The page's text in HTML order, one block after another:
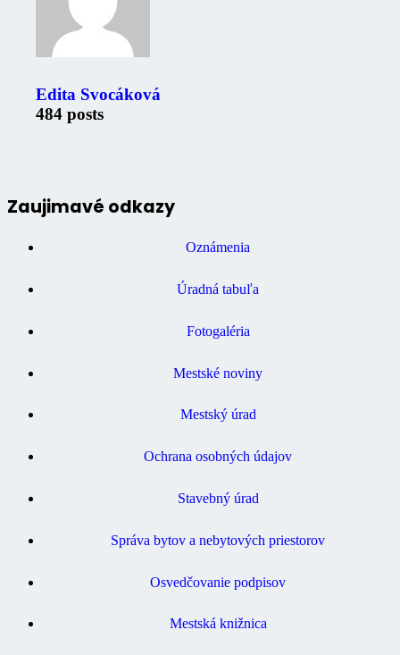
Edita Svocáková
484 posts
Zaujimavé odkazy
Oznámenia
Úradná tabuľa
Fotogaléria
Mestské noviny
Mestský úrad
Ochrana osobných údajov
Stavebný úrad
Správa bytov a nebytových priestorov
Osvedčovanie podpisov
Mestská knižnica